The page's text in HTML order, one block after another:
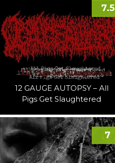
12 GAUGE AUTOPSY – All
Pigs Get Slaughtered
7.5
7